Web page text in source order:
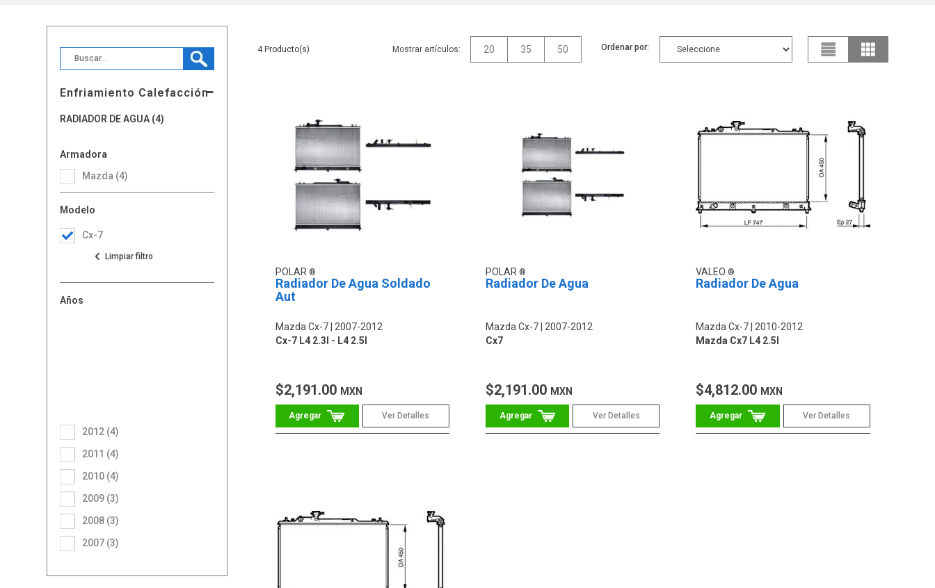
Enfriamiento Calefacción
RADIADOR DE AGUA (4)
Armadora
Mazda (4)
Modelo
Cx-7
Años
2007 (3)
2008 (3)
2009 (3)
2010 (4)
2011 (4)
2012 (4)
4 Mostrar artículos: 20 35 50 Ordenar por:
POLAR
Radiador De Agua Soldado
Aut
Mazda Cx-7
2007-2012
Cx-7 L4 2.3l - L4 2.5l
$2,191.00 MXN
Ver Detalles
POLAR
Radiador De Agua
Mazda Cx-7
2007-2012
Cx7
$2,191.00 MXN
Ver Detalles
VALEO
Radiador De Agua
Mazda Cx-7
2010-2012
Mazda Cx7 L4 2.5l
$4,812.00 MXN
Ver Detalles